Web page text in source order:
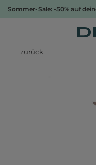
Sommer-Sale: -50% auf
zurück